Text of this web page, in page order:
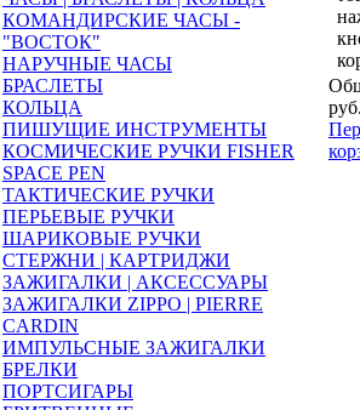
КОМАНДИРСКИЕ ЧАСЫ -
"ВОСТОК"
НАРУЧНЫЕ ЧАСЫ
БРАСЛЕТЫ
КОЛЬЦА
ПИШУЩИЕ ИНСТРУМЕНТЫ
КОСМИЧЕСКИЕ РУЧКИ FISHER
SPACE PEN
ТАКТИЧЕСКИЕ РУЧКИ
ПЕРЬЕВЫЕ РУЧКИ
ШАРИКОВЫЕ РУЧКИ
СТЕРЖНИ | КАРТРИДЖИ
ЗАЖИГАЛКИ | АКСЕССУАРЫ
ЗАЖИГАЛКИ ZIPPO | PIERRE
CARDIN
ИМПУЛЬСНЫЕ ЗАЖИГАЛКИ
БРЕЛКИ
ПОРТСИГАРЫ